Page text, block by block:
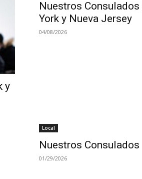
y
Nuestros Consulados
York y Nueva Jersey
04/08/2026
Local
Nuestros Consulados
01/29/2026